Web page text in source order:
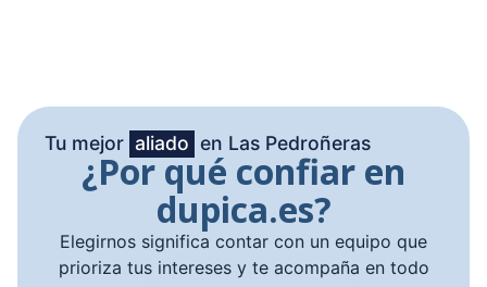
Tu mejor aliado en Las Pedroñeras
¿Por qué confiar en
dupica.es?
Elegirnos significa contar con un equipo que
prioriza tus intereses y te acompaña en todo